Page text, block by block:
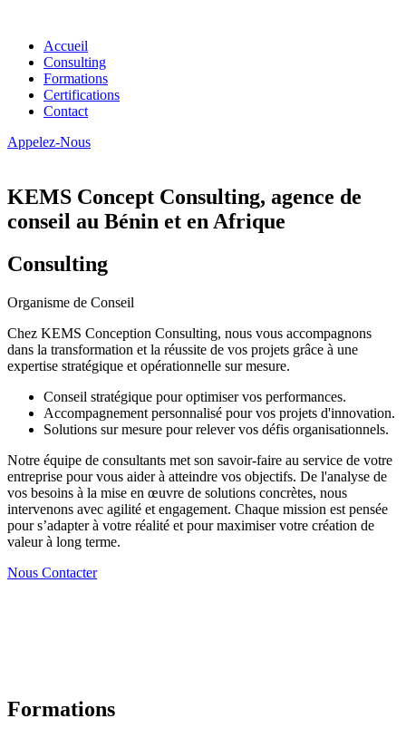
Accueil
Consulting
Formations
Certifications
Contact
Appelez-Nous
KEMS Concept Consulting, agence de
conseil au Bénin et en Afrique
Consulting
Organisme de Conseil
Chez KEMS Conception Consulting, nous vous accompagnons
dans la transformation et la réussite de vos projets grâce à une
expertise stratégique et opérationnelle sur mesure.
Conseil stratégique pour optimiser vos performances.
Accompagnement personnalisé pour vos projets d'innovation.
Solutions sur mesure pour relever vos défis organisationnels.
Notre équipe de consultants met son savoir-faire au service de votre
entreprise pour vous aider à atteindre vos objectifs. De l'analyse de
vos besoins à la mise en œuvre de solutions concrètes, nous
intervenons avec agilité et engagement. Chaque mission est pensée
pour s’adapter à votre réalité et pour maximiser votre création de
valeur à long terme.
Nous Contacter
Formations